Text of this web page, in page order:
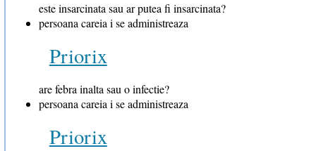
este insarcinata sau ar putea fi insarcinata?
persoana careia i se administreaza
Priorix
are febra inalta sau o infectie?
persoana careia i se administreaza
Priorix